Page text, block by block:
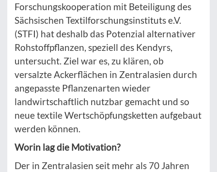
Forschungskooperation mit Beteiligung des
Sächsischen Textilforschungsinstituts e.V.
(STFI) hat deshalb das Potenzial alternativer
Rohstoffpflanzen, speziell des Kendyrs,
untersucht. Ziel war es, zu klären, ob
versalzte Ackerflächen in Zentralasien durch
angepasste Pflanzenarten wieder
landwirtschaftlich nutzbar gemacht und so
neue textile Wertschöpfungsketten aufgebaut
werden können.
Worin lag die Motivation?
Der in Zentralasien seit mehr als 70 Jahren